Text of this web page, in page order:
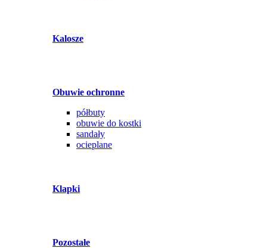
Kalosze
Obuwie ochronne
półbuty
obuwie do kostki
sandały
ocieplane
Klapki
Pozostałe